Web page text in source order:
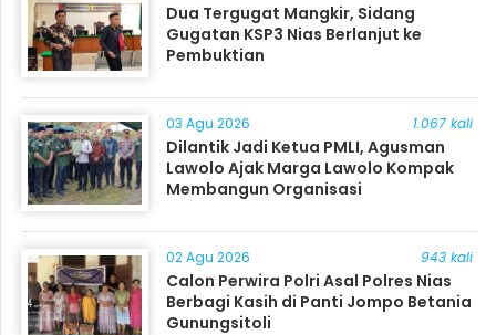
Dua Tergugat Mangkir, Sidang
Gugatan KSP3 Nias Berlanjut ke
Pembuktian
03 Agu 2026 1.067 kali
Dilantik Jadi Ketua PMLI, Agusman
Lawolo Ajak Marga Lawolo Kompak
Membangun Organisasi
02 Agu 2026 943 kali
Calon Perwira Polri Asal Polres Nias
Berbagi Kasih di Panti Jompo Betania
Gunungsitoli